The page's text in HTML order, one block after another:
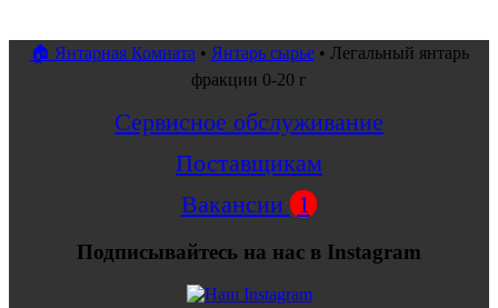
🏠 Янтарная Комната • Янтарь сырье• Легальный янтарь
фракции 0-20 г
Сервисное обслуживание
Поставщикам
Вакансии 1
Подписывайтесь на нас в Instagram